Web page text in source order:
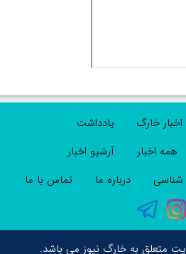
اخبار خارگ
یادداشت
همه اخبار
آرشیو اخبار
درباره ما تماس با ما
متعلق به خارگ نیوز می باشد.